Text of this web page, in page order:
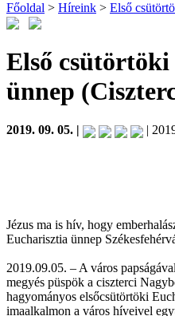
Főoldal > Híreink > Első
Első
ünnep
2019. 09. 05. | |
Jézus ma is hív, hogy
Eucharisztia ünnep
2019.09.05. – A város
megyés püspök a ciszterci
hagyományos elsőcsütörtöki
imaalkalmon a város híveivel